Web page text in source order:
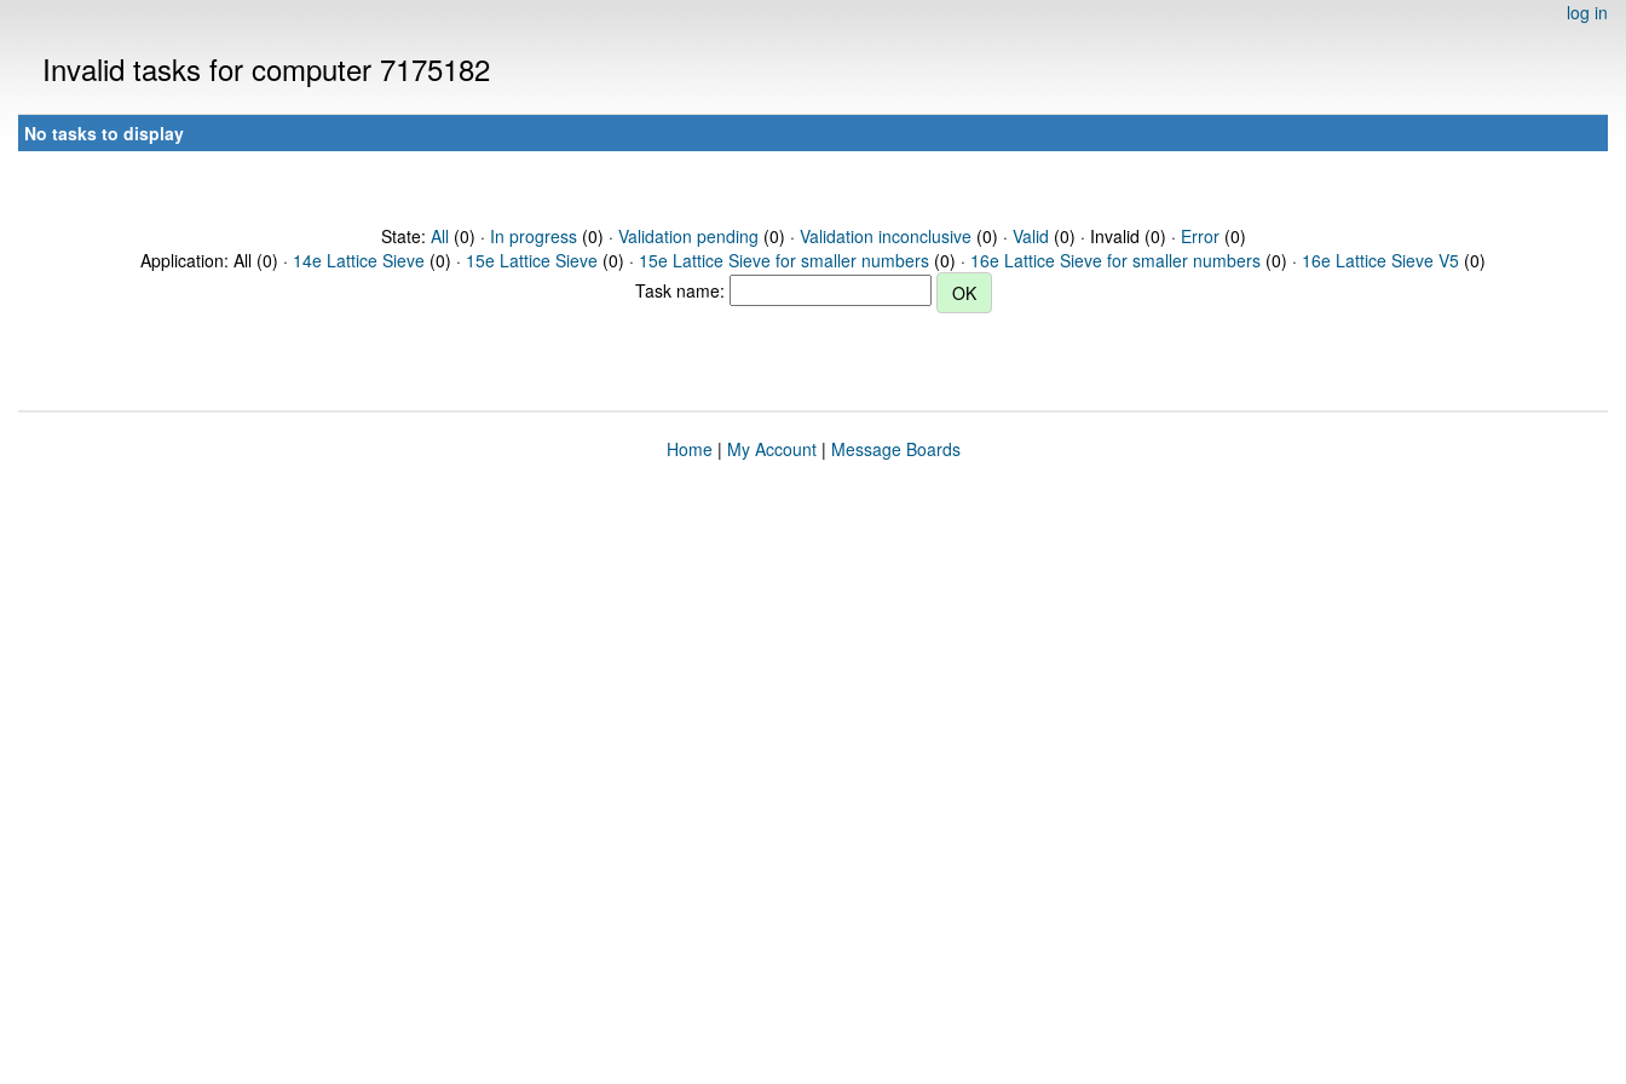
log in
Invalid tasks for computer 7175182
No tasks to display
State: All(0) · In progress(0) · Validation pending (0) · Validation inconclusive(0) · Valid (0) · Invalid (0) · Error(0)
Application: All (0) · 14e Lattice Sieve (0) · 15e Lattice Sieve (0) · 15e Lattice Sieve for smaller numbers (0) · 16e Lattice Sieve for smaller numbers (0) · 16e Lattice Sieve V5 (0)
Task name:
Home| My Account| Message Boards